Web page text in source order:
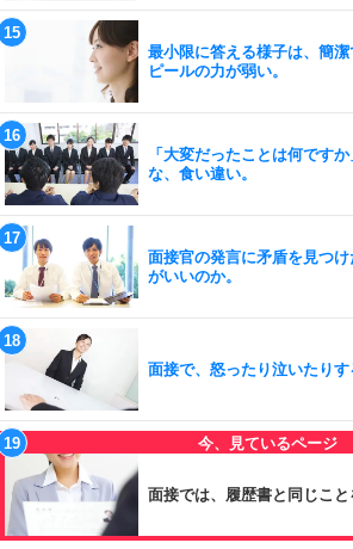
最小限に答える様子は、簡
ピールの力が弱い。
「大変だったことは何です
な、食い違い。
面接官の発言に矛盾を見つ
がいいのか。
面接で、怒ったり泣いたりす
面接では、履歴書と同じこと